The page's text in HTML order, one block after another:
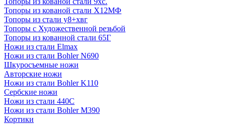
Топоры из кованой стали Х12МФ
Топоры из стали у8+хвг
Топоры с Художественной резьбой
Топоры из кованной стали 65Г
Ножи из стали Elmax
Ножи из стали Bohler N690
Шкуросъемные ножи
Авторские ножи
Ножи из стали Bohler K110
Сербские ножи
Ножи из стали 440С
Ножи из стали Bohler M390
Кортики